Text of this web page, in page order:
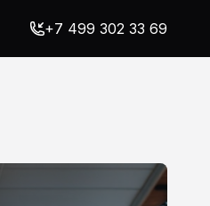
+7 499 302 33 69